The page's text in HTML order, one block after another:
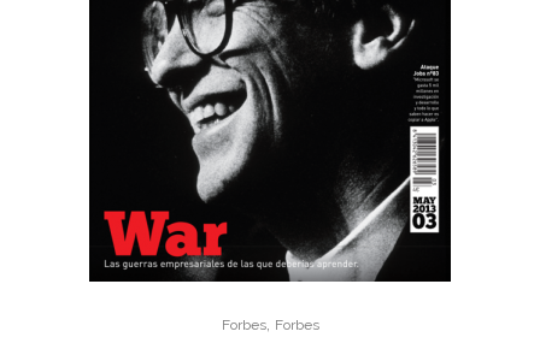
Forbes, Forbes